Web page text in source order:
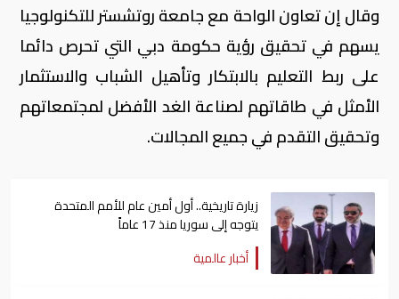
وقال إن تعاون الواحة مع جامعة روتشستر للتكنولوجيا
يسهم في تحقيق رؤية حكومة دبي التي تحرص دائما
على ربط التعليم بالابتكار وتأهيل الشباب والاستثمار
الأمثل في طاقاتهم لصناعة الغد الأفضل لمجتمعاتهم
وتحقيق التقدم في جميع المجالات.
زيارة تاريخية.. أول أمين عام للأمم المتحدة
يتوجه إلى سوريا منذ 17 عاماً
أخبار عالمية